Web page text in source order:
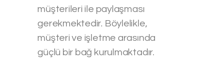
müşterileri ile paylaşması
gerekmektedir. Böylelikle,
müşteri ve işletme arasında
güçlü bir bağ kurulmaktadır.